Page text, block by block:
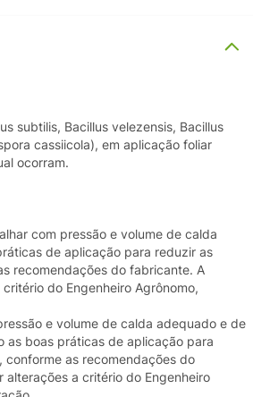
subtilis, Bacillus velezensis, Bacillus
cassiicola), em aplicação foliar
ocorram.
com pressão e volume de calda
de aplicação para reduzir as
recomendações do fabricante. A
do Engenheiro Agrônomo,
e volume de calda adequado e de
as boas práticas de aplicação para
as recomendações do
a critério do Engenheiro